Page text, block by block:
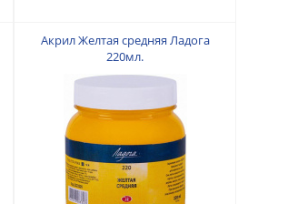
Акрил Желтая средняя Ладога
220мл.